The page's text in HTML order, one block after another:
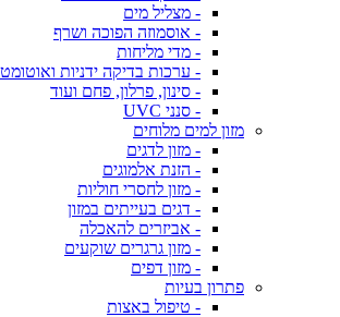
- מצליל מים
- אוסמוזה הפוכה ושרף
- מדי מליחות
- ערכות בדיקה ידניות
- סינון, פרלון, פחם ועוד
- סנני UVC
מזון למים מלוחים
- מזון לדגים
- הזנת אלמוגים
- מזון לחסרי חוליות
- דגים בעייתים במזון
- אביזרים להאכלה
- מזון גרגרים שוקעים
- מזון דפים
פתרון בעיות
- טיפול באצות